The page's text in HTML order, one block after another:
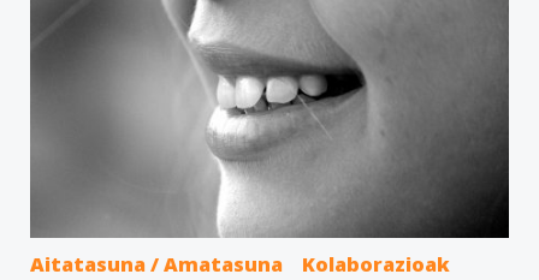
Aitatasuna / Amatasuna
Kolaborazioak